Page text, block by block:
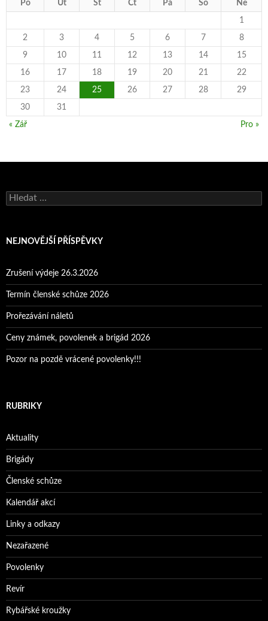
Po Út St Čt Pá So Ne
1
2 3 4 5 6 7 8
9 10 11 12 13 14 15
16 17 18 19 20 21 22
23 24 25 26 27 28 29
30 31
« Zář Pro »
Vyhledávání
NEJNOVĚJŠÍ PŘÍSPĚVKY
Zrušení výdeje 26.3.2026
Termín členské schůze 2026
Prořezávání náletů
Ceny známek, povolenek a brigád 2026
Pozor na pozdě vrácené povolenky!!!
RUBRIKY
Aktuality
Brigády
Členské schůze
Kalendář akcí
Linky a odkazy
Nezařazené
Povolenky
Revír
Rybářské kroužky